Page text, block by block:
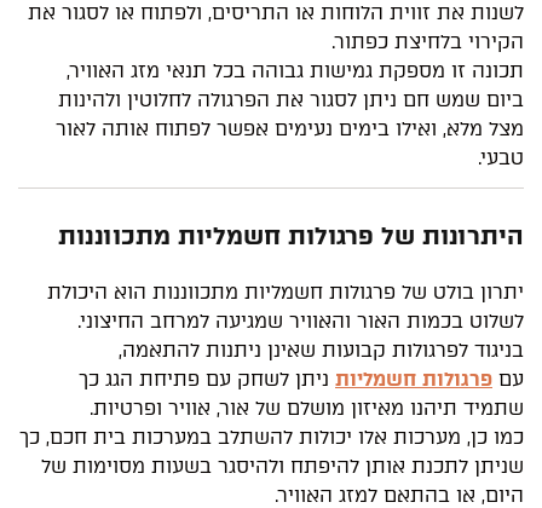
לשנות את זווית הלוחות או התריסים, ולפתוח או לסגור את
הקירוי בלחיצת כפתור.
תכונה זו מספקת גמישות גבוהה בכל תנאי מזג האוויר,
ביום שמש חם ניתן לסגור את הפרגולה לחלוטין ולהינות
מצל מלא, ואילו בימים נעימים אפשר לפתוח אותה לאור
טבעי.
היתרונות של פרגולות חשמליות מתכווננות
יתרון בולט של פרגולות חשמליות מתכווננות הוא היכולת
לשלוט בכמות האור והאוויר שמגיעה למרחב החיצוני.
בניגוד לפרגולות קבועות שאינן ניתנות להתאמה,
עם פרגולות חשמליות ניתן לשחק עם פתיחת הגג כך
שתמיד תיהנו מאיזון מושלם של אור, אוויר ופרטיות.
כמו כן, מערכות אלו יכולות להשתלב במערכות בית חכם, כך
שניתן לתכנת אותן להיפתח ולהיסגר בשעות מסוימות של
היום, או בהתאם למזג האוויר.